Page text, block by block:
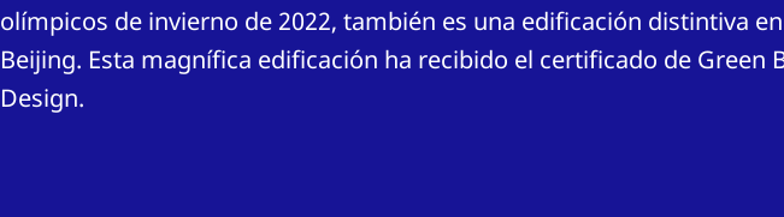
olímpicos de invierno de 2022, también es una edificación distintiva
Beijing. Esta magnífica edificación ha recibido el certificado de Green
Design.